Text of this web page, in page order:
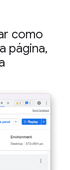
como
página,